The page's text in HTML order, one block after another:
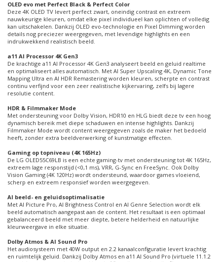
OLED evo met Perfect Black & Perfect Color
Deze 4K OLED TV levert perfect zwart, oneindig contrast en extreem
nauwkeurige kleuren, omdat elke pixel individueel kan oplichten of volledig
kan uitschakelen. Dankzij OLED evo-technologie en Pixel Dimming worden
details nog preciezer weergegeven, met levendige highlights en een
indrukwekkend realistisch beeld.
a11 AI Processor 4K Gen3
De krachtige a11 AI Processor 4K Gen3 analyseert beeld en geluid realtime
en optimaliseert alles automatisch. Met AI Super Upscaling 4K, Dynamic Tone
Mapping Ultra en AI HDR Remastering worden kleuren, scherpte en contrast
continu verfijnd voor een zeer realistische kijkervaring, zelfs bij lagere
resolutie content.
HDR & Filmmaker Mode
Met ondersteuning voor Dolby Vision, HDR10 en HLG biedt deze tv een hoog
dynamisch bereik met diepe schaduwen en intense highlights. Dankzij
Filmmaker Mode wordt content weergegeven zoals de maker het bedoeld
heeft, zonder extra beeldverwerking of kunstmatige effecten.
Gaming op topniveau (4K 165Hz)
De LG OLED55C69LB is een echte gaming-tv met ondersteuning tot 4K 165Hz,
extreem lage responstijd (<0,1 ms), VRR, G-Sync en FreeSync. Ook Dolby
Vision Gaming (4K 120Hz) wordt ondersteund, waardoor games vloeiend,
scherp en extreem responsief worden weergegeven.
AI beeld- en geluidsoptimalisatie
Met AI Picture Pro, AI Brightness Control en AI Genre Selection wordt elk
beeld automatisch aangepast aan de content. Het resultaat is een optimaal
gebalanceerd beeld met meer diepte, betere helderheid en natuurlijke
kleurweergave in elke situatie.
Dolby Atmos & AI Sound Pro
Het audiosysteem met 40W output en 2.2 kanaalconfiguratie levert krachtig
en ruimtelijk geluid. Dankzij Dolby Atmos en a11 AI Sound Pro (virtuele 11.1.2